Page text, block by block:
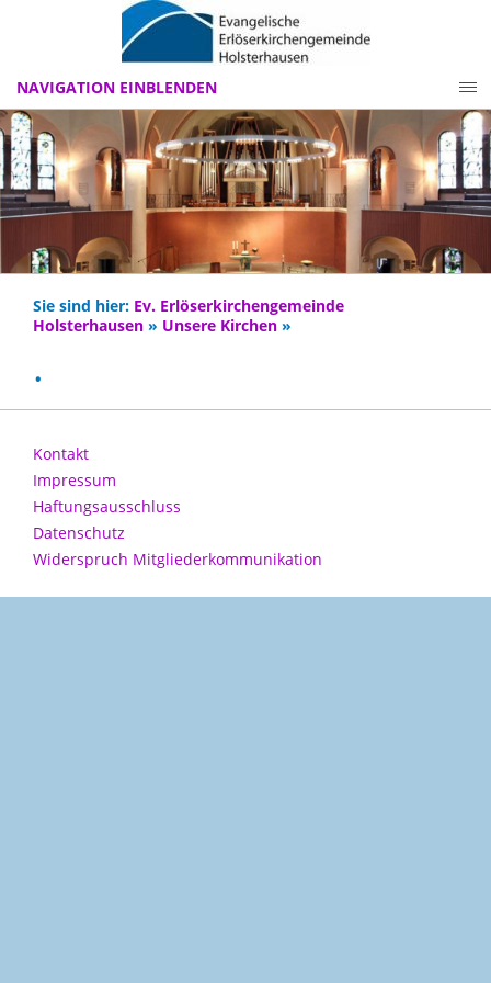
NAVIGATION EINBLENDEN
Sie sind hier: Ev. Erlöserkirchengemeinde
Holsterhausen » Unsere Kirchen »
.
Kontakt
Impressum
Haftungsausschluss
Datenschutz
Widerspruch Mitgliederkommunikation